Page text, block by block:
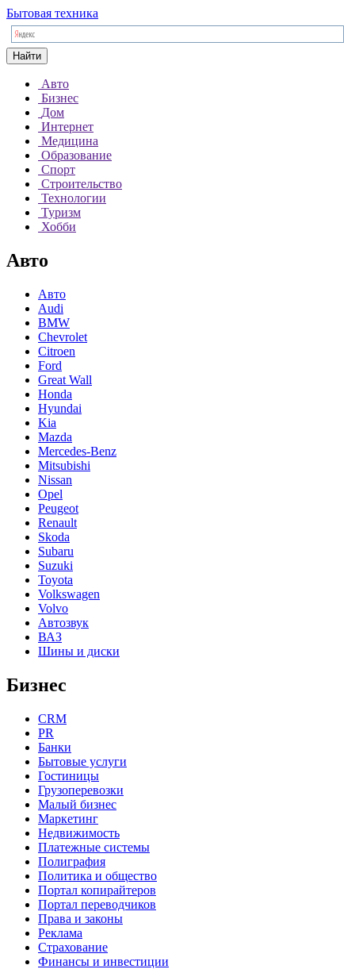
Бытовая техника
Найти
Авто
Бизнес
Дом
Интернет
Медицина
Образование
Спорт
Строительство
Технологии
Туризм
Хобби
Авто
Авто
Audi
BMW
Chevrolet
Citroen
Ford
Great Wall
Honda
Hyundai
Kia
Mazda
Mercedes-Benz
Mitsubishi
Nissan
Opel
Peugeot
Renault
Skoda
Subaru
Suzuki
Toyota
Volkswagen
Volvo
Автозвук
ВАЗ
Шины и диски
Бизнес
CRM
PR
Банки
Бытовые услуги
Гостиницы
Грузоперевозки
Малый бизнес
Маркетинг
Недвижимость
Платежные системы
Полиграфия
Политика и общество
Портал копирайтеров
Портал переводчиков
Права и законы
Реклама
Страхование
Финансы и инвестиции